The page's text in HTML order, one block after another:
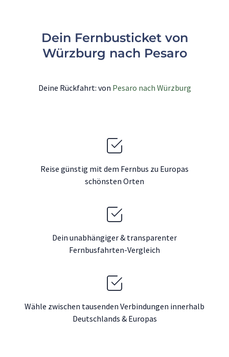
Dein Fernbusticket von
Würzburg nach Pesaro
Deine Rückfahrt: von Pesaro nach Würzburg
Reise günstig mit dem Fernbus zu Europas
schönsten Orten
Dein unabhängiger & transparenter
Fernbusfahrten-Vergleich
Wähle zwischen tausenden Verbindungen innerhalb
Deutschlands & Europas